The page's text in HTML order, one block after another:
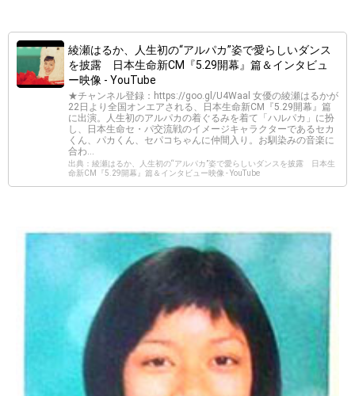
綾瀬はるか、人生初の“アルパカ”姿で愛らしいダンス
を披露 日本生命新CM『5.29開幕』篇＆インタビュ
ー映像 - YouTube
★チャンネル登録：https://goo.gl/U4Waal 女優の綾瀬はるかが
22日より全国オンエアされる、日本生命新CM『5.29開幕』篇
に出演。人生初のアルパカの着ぐるみを着て「ハルパカ」に扮
し、日本生命セ・パ交流戦のイメージキャラクターであるセカ
くん、パカくん、セパコちゃんに仲間入り。お馴染みの音楽に
合わ...
出典：綾瀬はるか、人生初の“アルパカ”姿で愛らしいダンスを披露 日本生
命新CM『5.29開幕』篇＆インタビュー映像 - YouTube